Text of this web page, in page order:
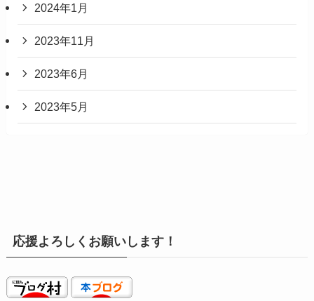
2024年1月
2023年11月
2023年6月
2023年5月
応援よろしくお願いします！